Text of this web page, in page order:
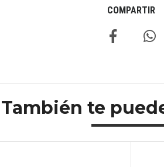
COMPARTIR
También te